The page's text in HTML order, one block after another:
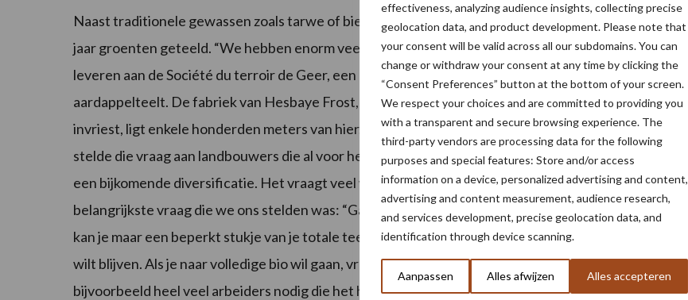
effectiveness, analyzing audience insights, collecting precise
geolocation data, and product development. Please note that
your consent will be valid across all our subdomains. You can
change or withdraw your consent at any time by clicking the
“Consent Preferences” button at the bottom of your screen.
We respect your choices and are committed to providing you
with a transparent and secure browsing experience. The
third-party vendors are processing data for the following
purposes and special features: Store and/or access
information on a device, personalized advertising and content,
advertising and content measurement, audience research,
and services development, precise geolocation data, and
identification through device scanning.
Aanpassen Alles afwijzen Alles accepteren
Naast traditionele gewassen zoals tarwe of bieten worden er op de boerderij ook al meer dan dertig
jaar groenten geteeld. “We hebben enorm veel geluk met onze ligging. We kunnen aardappelen
leveren aan de Société du terroir de Geer, een coöperatie die streeft naar duurzame
aardappelteelt. De fabriek van Hesbaye Frost, waar men groenten verwerkt en direct
invriest, ligt enkele honderden meters van hier. De fabriek had een vraag naar bio-producten en
stelde die vraag aan landbouwers die al voor hen werkten, waaronder wij. Ik zie de bio-teelt als
een bijkomende diversificatie. Het vraagt veel werk en is toch ook een stukje een avontuur. De
belangrijkste vraag die we ons stelden was: “Gaan we niet teveel met onkruid zitten?” Bovendien
kan je maar een beperkt stukje van je totale teelt biologisch doen als je een familiebedrijf
wilt blijven. Als je naar volledige bio wil gaan, vraagt dit een totaal andere logistiek. Je hebt
bijvoorbeeld heel veel arbeiders nodig die het hele jaar door onkruid verwijderen.”